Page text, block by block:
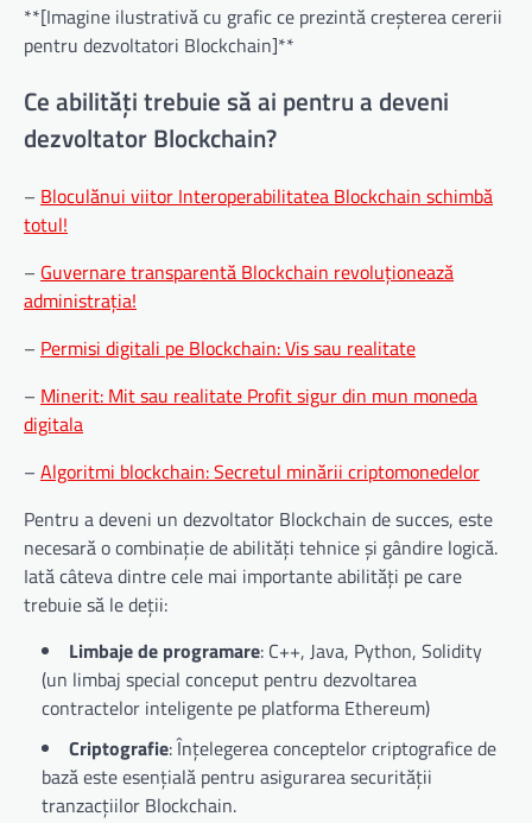
**[Imagine ilustrativă cu grafic ce prezintă creșterea cererii
pentru dezvoltatori Blockchain]**
Ce abilități trebuie să ai pentru a deveni
dezvoltator Blockchain?
– Bloculănui viitor Interoperabilitatea Blockchain schimbă
totul!
– Guvernare transparentă Blockchain revoluționează
administrația!
– Permisi digitali pe Blockchain: Vis sau realitate
– Minerit: Mit sau realitate Profit sigur din mun moneda
digitala
– Algoritmi blockchain: Secretul minării criptomonedelor
Pentru a deveni un dezvoltator Blockchain de succes, este
necesară o combinație de abilități tehnice și gândire logică.
Iată câteva dintre cele mai importante abilități pe care
trebuie să le deții:
Limbaje de programare: C++, Java, Python, Solidity
(un limbaj special conceput pentru dezvoltarea
contractelor inteligente pe platforma Ethereum)
Criptografie: Înțelegerea conceptelor criptografice de
bază este esențială pentru asigurarea securității
tranzacțiilor Blockchain.